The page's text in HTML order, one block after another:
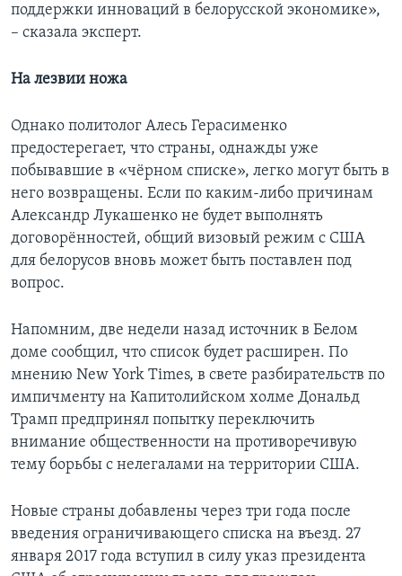
поддержки инноваций в белорусской экономике»,
– сказала эксперт.
На лезвии ножа
Однако политолог Алесь Герасименко
предостерегает, что страны, однажды уже
побывавшие в «чёрном списке», легко могут быть в
него возвращены. Если по каким-либо причинам
Александр Лукашенко не будет выполнять
договорённостей, общий визовый режим с США
для белорусов вновь может быть поставлен под
вопрос.
Напомним, две недели назад источник в Белом
доме сообщил, что список будет расширен. По
мнению New York Times, в свете разбирательств по
импичменту на Капитолийском холме Дональд
Трамп предпринял попытку переключить
внимание общественности на противоречивую
тему борьбы с нелегалами на территории США.
Новые страны добавлены через три года после
введения ограничивающего списка на въезд. 27
января 2017 года вступил в силу указ президента